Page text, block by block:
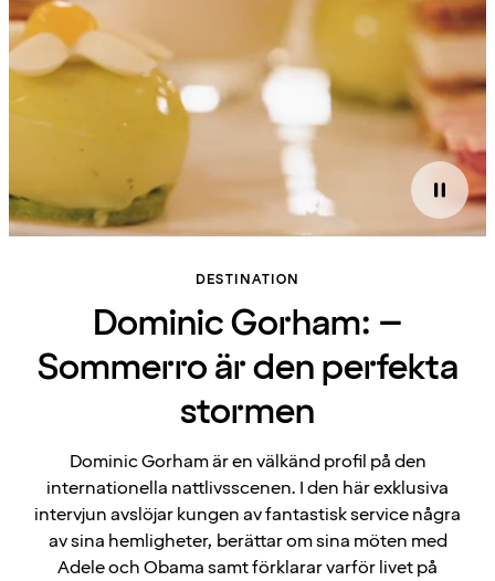
DESTINATION
Dominic Gorham: –
Sommerro är den perfekta
stormen
Dominic Gorham är en välkänd profil på den
internationella nattlivsscenen. I den här exklusiva
intervjun avslöjar kungen av fantastisk service några
av sina hemligheter, berättar om sina möten med
Adele och Obama samt förklarar varför livet på